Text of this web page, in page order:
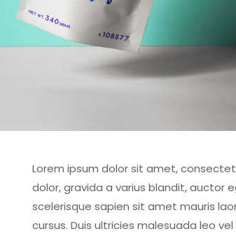
Lorem ipsum dolor sit amet,
dolor, gravida a varius blandit, auctor
scelerisque sapien sit amet mauris
cursus. Duis ultricies malesuada leo